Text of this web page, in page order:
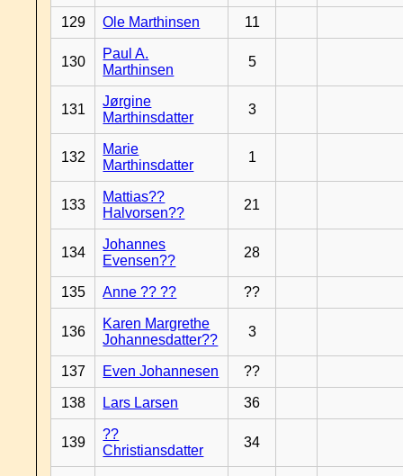
129 Ole Marthinsen 11
130
Paul A.
Marthinsen
5
131
Jørgine
Marthinsdatter
3
132
Marie
Marthinsdatter
1
133
Mattias??
Halvorsen??
21
134
Johannes
Evensen??
28
135 Anne ?? ?? ??
136
Karen Margrethe
Johannesdatter??
3
137 Even Johannesen ??
138 Lars Larsen 36
139
??
Christiansdatter
34